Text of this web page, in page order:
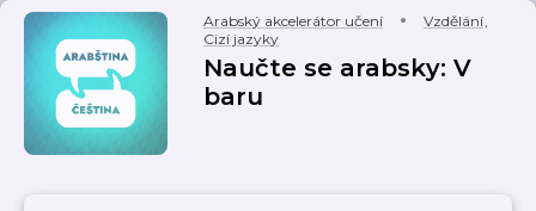
Arabský akcelerátor učení Vzdělání,
Cizí jazyky
Naučte se arabsky: V
baru